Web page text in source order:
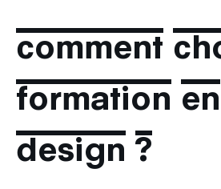
Strate Paris
Strate Lyon
Le design by Strate
Formations
Admissions
Comment candidater à Strate ?
Rencontrez-nous
comment
formation
design ?